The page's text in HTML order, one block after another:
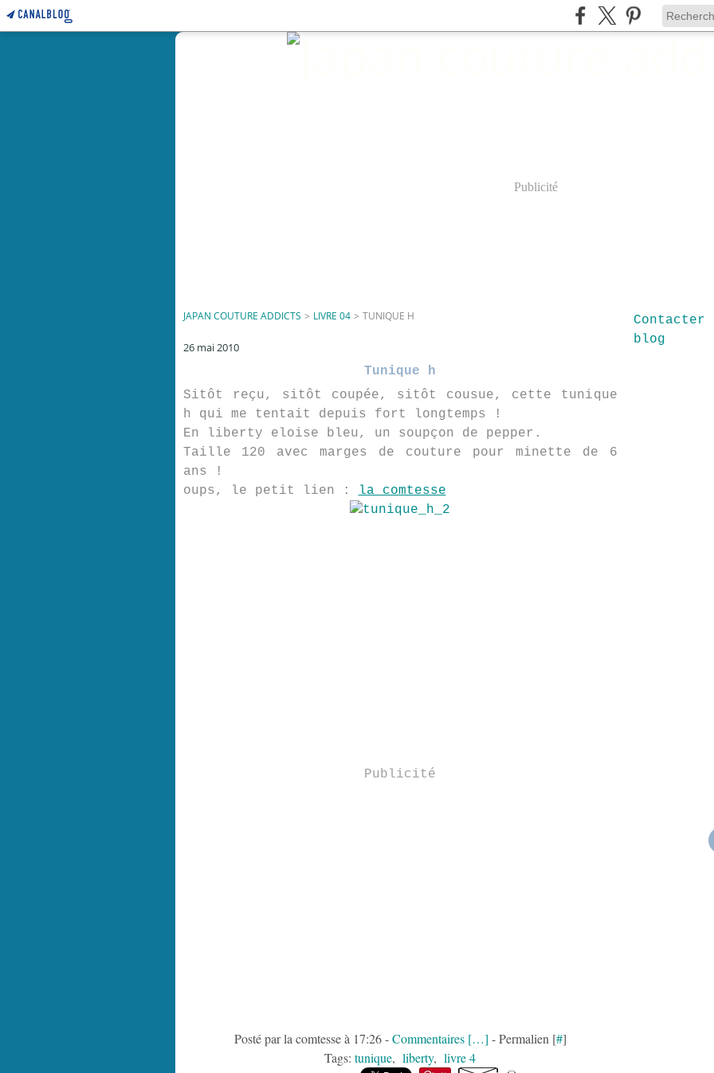
Publicité
JAPAN COUTURE ADDICTS > LIVRE 04 > TUNIQUE H
26 mai 2010
Tunique h
Sitôt reçu, sitôt coupée, sitôt cousue, cette tunique
h qui me tentait depuis fort longtemps !
En liberty eloise bleu, un soupçon de pepper.
Taille 120 avec marges de couture pour minette de 6
ans !
oups, le petit lien :
la comtesse
Publicité
Posté par la comtesse à 17:26 -Commentaires […] - Permalien [#]
Tags: tunique, liberty, livre 4
blog